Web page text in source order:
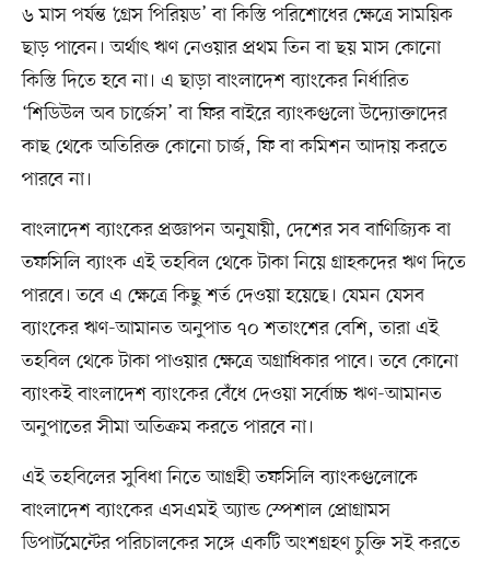
৬ মাস পর্যন্ত ‘গ্রেস পিরিয়ড’ বা কিস্তি পরিশোধের ক্ষেত্রে সাময়িক
ছাড় পাবেন। অর্থাৎ ঋণ নেওয়ার প্রথম তিন বা ছয় মাস কোনো
কিস্তি দিতে হবে না। এ ছাড়া বাংলাদেশ ব্যাংকের নির্ধারিত
‘শিডিউল অব চার্জেস’ বা ফির বাইরে ব্যাংকগুলো উদ্যোক্তাদের
কাছ থেকে অতিরিক্ত কোনো চার্জ, ফি বা কমিশন আদায় করতে
পারবে না।
বাংলাদেশ ব্যাংকের প্রজ্ঞাপন অনুযায়ী, দেশের সব বাণিজ্যিক বা
তফসিলি ব্যাংক এই তহবিল থেকে টাকা নিয়ে গ্রাহকদের ঋণ দিতে
পারবে। তবে এ ক্ষেত্রে কিছু শর্ত দেওয়া হয়েছে। যেমন যেসব
ব্যাংকের ঋণ-আমানত অনুপাত ৭০ শতাংশের বেশি, তারা এই
তহবিল থেকে টাকা পাওয়ার ক্ষেত্রে অগ্রাধিকার পাবে। তবে কোনো
ব্যাংকই বাংলাদেশ ব্যাংকের বেঁধে দেওয়া সর্বোচ্চ ঋণ-আমানত
অনুপাতের সীমা অতিক্রম করতে পারবে না।
এই তহবিলের সুবিধা নিতে আগ্রহী তফসিলি ব্যাংকগুলোকে
বাংলাদেশ ব্যাংকের এসএমই অ্যান্ড স্পেশাল প্রোগ্রামস
ডিপার্টমেন্টের পরিচালকের সঙ্গে একটি অংশগ্রহণ চুক্তি সই করতে